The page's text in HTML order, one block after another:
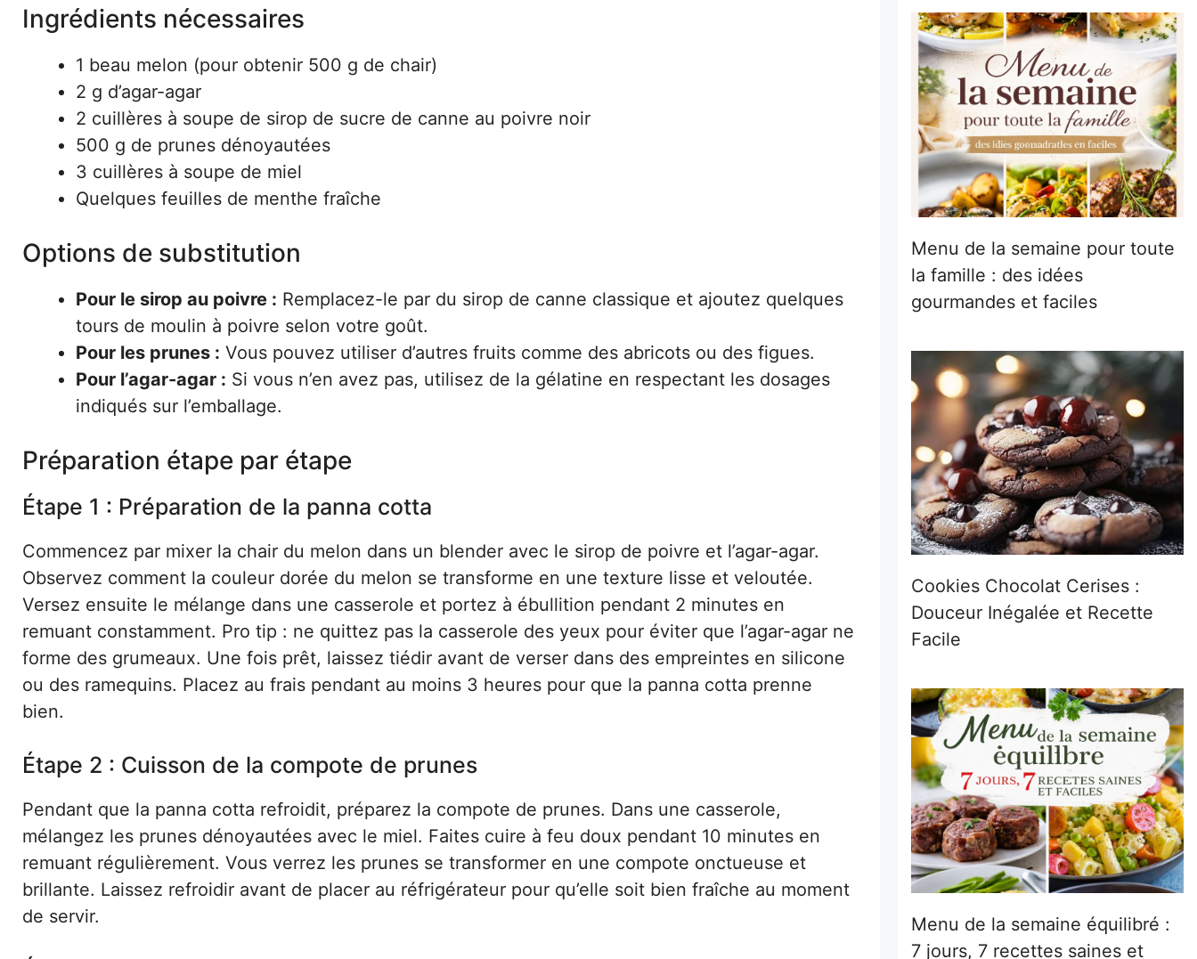
Ingrédients nécessaires
1 beau melon (pour obtenir 500 g de chair)
2 g d’agar-agar
2 cuillères à soupe de sirop de sucre de canne au poivre noir
500 g de prunes dénoyautées
3 cuillères à soupe de miel
Quelques feuilles de menthe fraîche
Options de substitution
Pour le sirop au poivre : Remplacez-le par du sirop de canne classique et ajoutez quelques
tours de moulin à poivre selon votre goût.
Pour les prunes : Vous pouvez utiliser d’autres fruits comme des abricots ou des figues.
Pour l’agar-agar : Si vous n’en avez pas, utilisez de la gélatine en respectant les dosages
indiqués sur l’emballage.
Préparation étape par étape
Étape 1 : Préparation de la panna cotta
Commencez par mixer la chair du melon dans un blender avec le sirop de poivre et l’agar-agar.
Observez comment la couleur dorée du melon se transforme en une texture lisse et veloutée.
Versez ensuite le mélange dans une casserole et portez à ébullition pendant 2 minutes en
remuant constamment. Pro tip : ne quittez pas la casserole des yeux pour éviter que l’agar-agar ne
forme des grumeaux. Une fois prêt, laissez tiédir avant de verser dans des empreintes en silicone
ou des ramequins. Placez au frais pendant au moins 3 heures pour que la panna cotta prenne
bien.
Étape 2 : Cuisson de la compote de prunes
Pendant que la panna cotta refroidit, préparez la compote de prunes. Dans une casserole,
mélangez les prunes dénoyautées avec le miel. Faites cuire à feu doux pendant 10 minutes en
remuant régulièrement. Vous verrez les prunes se transformer en une compote onctueuse et
brillante. Laissez refroidir avant de placer au réfrigérateur pour qu’elle soit bien fraîche au moment
de servir.
Menu de la semaine pour toute
la famille : des idées
gourmandes et faciles
Cookies Chocolat Cerises :
Douceur Inégalée et Recette
Facile
Menu de la semaine équilibré :
7 jours, 7 recettes saines et